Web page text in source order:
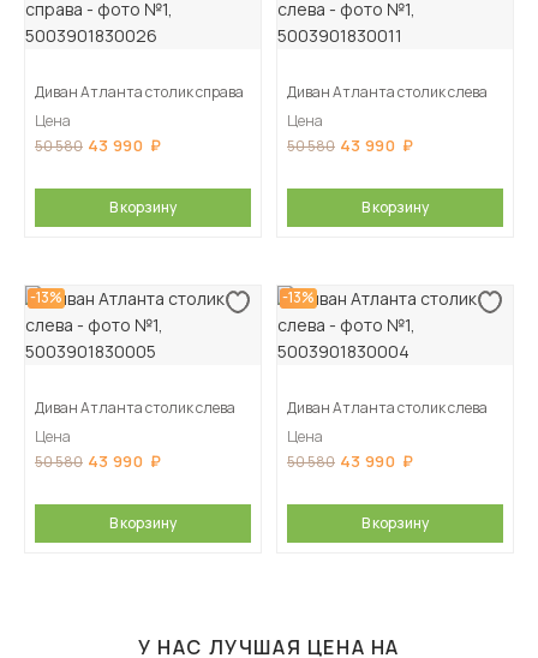
Диван Атланта столик справа
Цена
50 580 43 990
В корзину
Диван Атланта столик слева
Цена
50 580 43 990
В корзину
-13%
Диван Атланта столик слева
Цена
50 580 43 990
В корзину
-13%
Диван Атланта столик слева
Цена
50 580 43 990
В корзину
У НАС ЛУЧШАЯ ЦЕНА НА